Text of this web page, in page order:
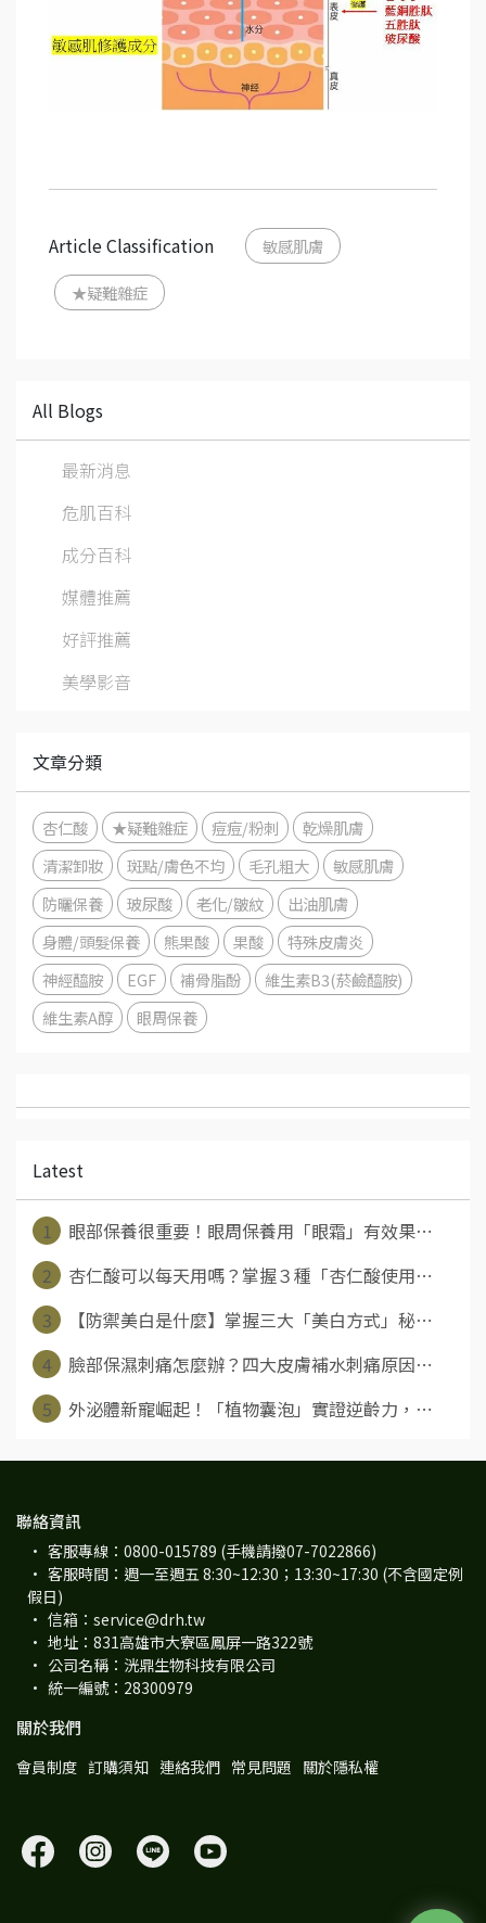
Article Classification 敏感肌膚
★疑難雜症
All Blogs
最新消息
危肌百科
成分百科
媒體推薦
好評推薦
美學影音
文章分類
杏仁酸 ★疑難雜症 痘痘/粉刺
乾燥肌膚
清潔卸妝
斑點/膚色不均 毛孔粗大
敏感肌膚
防曬保養
玻尿酸 老化/皺紋
出油肌膚
身體/頭髮保養
熊果酸 果酸
特殊皮膚炎
神經醯胺
EGF 補骨脂酚
維生素B3(菸鹼醯胺)
維生素A醇
眼周保養
Latest
1
眼部保養很重要！眼周保養用「眼霜」有效果⋯
2
杏仁酸可以每天用嗎？掌握３種「杏仁酸使用⋯
3
【防禦美白是什麼】掌握三大「美白方式」秘⋯
4
臉部保濕刺痛怎麼辦？四大皮膚補水刺痛原因⋯
5
外泌體新寵崛起！「植物囊泡」實證逆齡力，⋯
聯絡資訊
客服專線：0800-015789 (手機請撥07-7022866)
客服時間：週一至週五 8:30~12:30；13:30~17:30 (不含國定例
假日)
信箱：service@drh.tw
地址：831高雄市大寮區鳳屏一路322號
公司名稱：洸鼎生物科技有限公司
統一編號：28300979
關於我們
會員制度 訂購須知 連絡我們 常見問題 關於隱私權